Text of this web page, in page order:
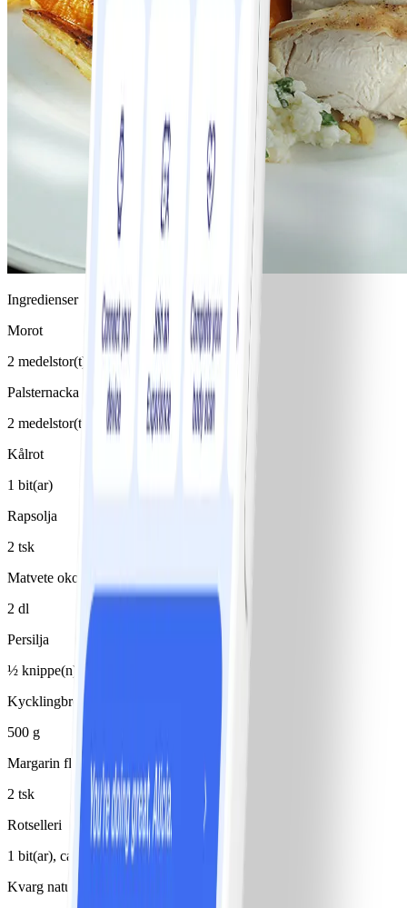
Ingredienser
Morot
2 medelstor(t)/medelstora
Palsternacka
2 medelstor(t)/medelstora
Kålrot
1 bit(ar)
Rapsolja
2 tsk
Matvete okokt
2 dl
Persilja
½ knippe(n)
Kycklingbröstfilé
500 g
Margarin flytande 80%
2 tsk
Rotselleri
1 bit(ar), ca 200 g
Kvarg naturell 1%